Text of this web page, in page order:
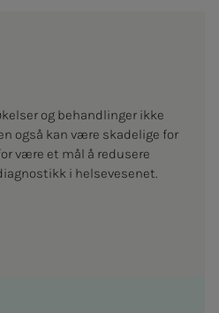
og behandlinger ikke
også kan være skadelige for
være et mål å redusere
i helsevesenet.